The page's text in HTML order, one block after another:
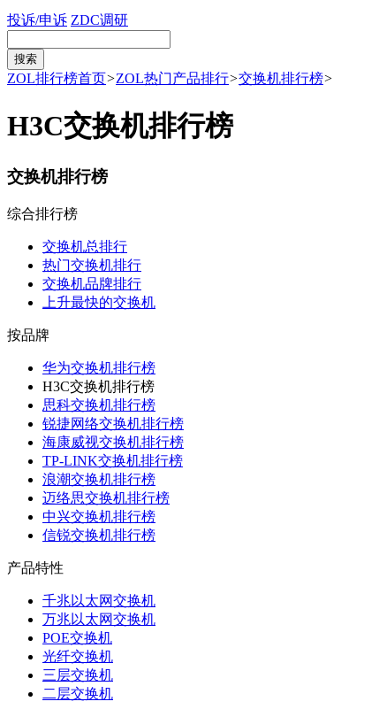
投诉/申诉 ZDC调研
ZOL排行榜首页>ZOL热门产品排行>交换机排行榜>
H3C交换机排行榜
交换机排行榜
综合排行榜
交换机总排行
热门交换机排行
交换机品牌排行
上升最快的交换机
按品牌
华为交换机排行榜
H3C交换机排行榜
思科交换机排行榜
锐捷网络交换机排行榜
海康威视交换机排行榜
TP-LINK交换机排行榜
浪潮交换机排行榜
迈络思交换机排行榜
中兴交换机排行榜
信锐交换机排行榜
产品特性
千兆以太网交换机
万兆以太网交换机
POE交换机
光纤交换机
三层交换机
二层交换机